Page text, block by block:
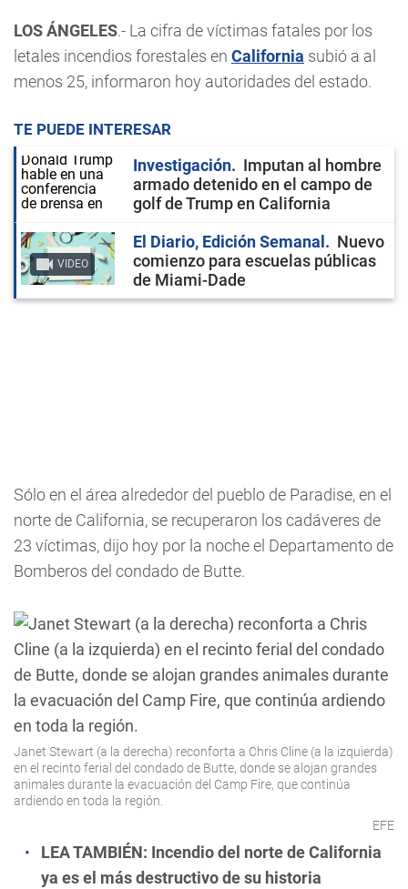
LOS ÁNGELES.- La cifra de víctimas fatales por los
letales incendios forestales en California subió a al
menos 25, informaron hoy autoridades del estado.
TE PUEDE INTERESAR
Investigación
Imputan al hombre
armado detenido en el campo de
golf de Trump en California
VIDEO
El Diario, Edición Semanal
Nuevo
comienzo para escuelas públicas
de Miami-Dade
Sólo en el área alrededor del pueblo de Paradise, en el
norte de California, se recuperaron los cadáveres de
23 víctimas, dijo hoy por la noche el Departamento de
Bomberos del condado de Butte.
Janet Stewart (a la derecha) reconforta a Chris Cline (a la izquierda)
en el recinto ferial del condado de Butte, donde se alojan grandes
animales durante la evacuación del Camp Fire, que continúa
ardiendo en toda la región.
EFE
LEA TAMBIÉN: Incendio del norte de California
ya es el más destructivo de su historia